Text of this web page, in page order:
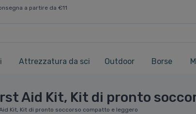
a partire da €11
Attrezzatura da sci Outdoor Borse
Aid Kit, Kit di pronto
Kit, Kit di pronto soccorso compatto e leggero